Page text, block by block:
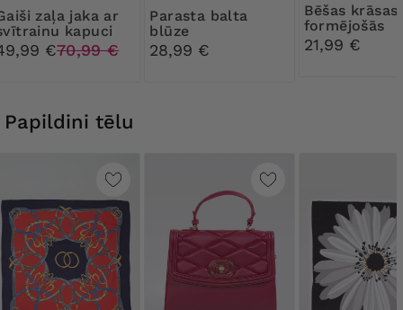
ar
kapuci
€70,99 €
Parasta balta
blūze
28,99 €
Bēšas krāsas
formējošās
biksītes ar
mežģīnēm
21,99 €
Papildini tēlu